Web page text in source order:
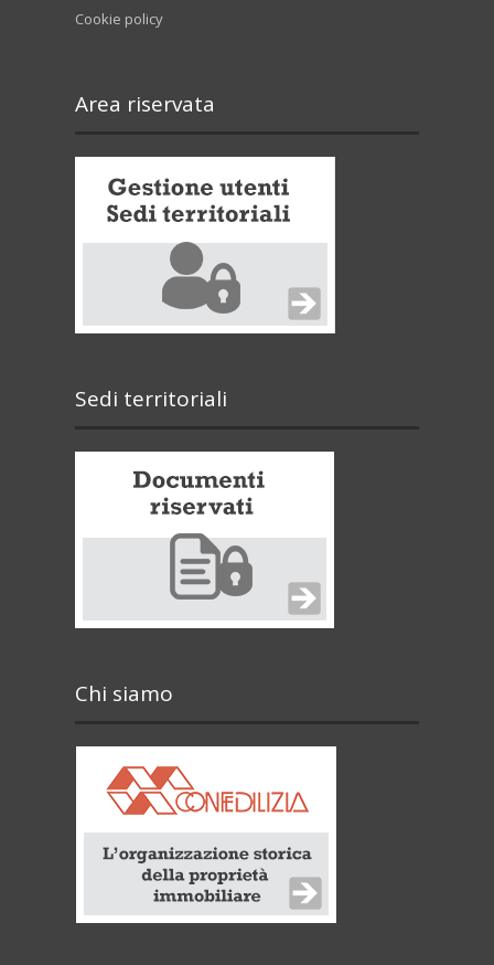
Cookie policy
Area riservata
Sedi territoriali
Chi siamo